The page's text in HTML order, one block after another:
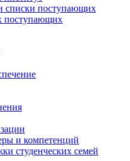
списки поступающих
поступающих
и компетенций
студенческих семей